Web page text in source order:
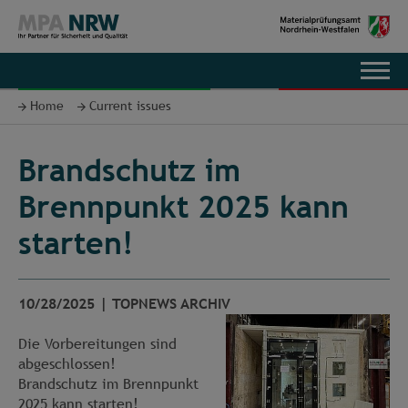
Home Current issues
Brandschutz im
Brennpunkt 2025 kann
starten!
10/28/2025 TOPNEWS ARCHIV
Die Vorbereitungen sind
abgeschlossen!
Brandschutz im Brennpunkt
2025 kann starten!